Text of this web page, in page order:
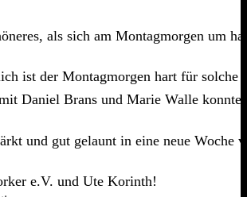
als sich am Montagmorgen um
ist der Montagmorgen hart für solche
Daniel Brans und Marie Walle
und gut gelaunt in eine neue Woche
e.V. und Ute Korinth!